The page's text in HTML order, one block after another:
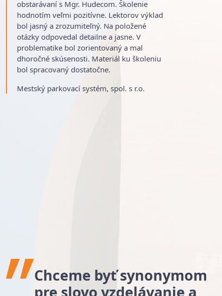
obstarávaní s Mgr. Hudecom. Školenie
hodnotím veľmi pozitívne. Lektorov výklad
bol jasný a zrozumiteľný. Na položené
otázky odpovedal detailne a jasne. V
problematike bol zorientovaný a mal
dhoročné skúsenosti. Materiál ku školeniu
bol spracovaný dostatočne.
Mestský parkovací systém, spol. s r.o.
Chceme byť synonymom
pre slovo vzdelávanie a